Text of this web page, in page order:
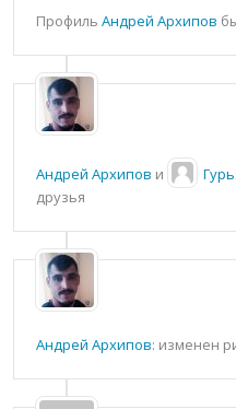
Профиль Андрей Архипов
Андрей Архипов и
друзья
Андрей Архипов: изменен